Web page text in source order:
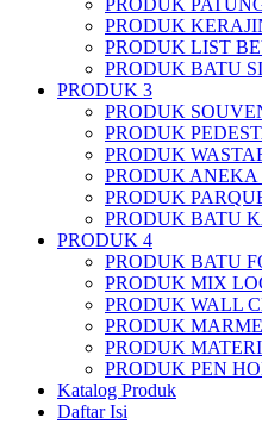
PRODUK
PRODUK
PRODUK LIST
PRODUK BATU
PRODUK 3
PRODUK
PRODUK
PRODUK
PRODUK ANEKA
PRODUK
PRODUK BATU
PRODUK 4
PRODUK BATU
PRODUK MIX
PRODUK WALL
PRODUK
PRODUK
PRODUK PEN
Katalog Produk
Daftar Isi